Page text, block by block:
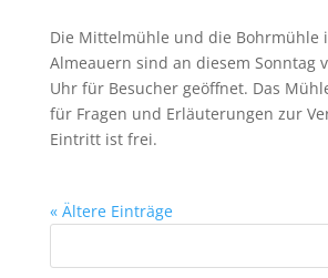
Die Mittelmühle und die Bohrmühle
Almeauern sind an diesem Sonntag
Uhr für Besucher geöffnet. Das
für Fragen und Erläuterungen zur
Eintritt ist frei.
« Ältere Einträge